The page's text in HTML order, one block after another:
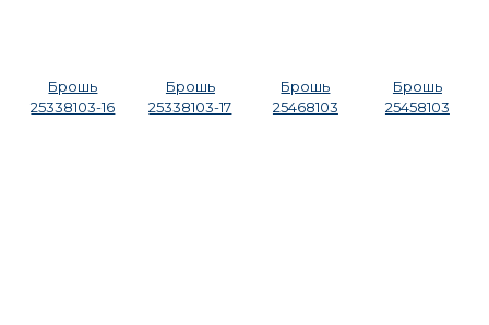
Брошь
25338103-16
Брошь
25338103-17
Брошь
25468103
Брошь
25458103